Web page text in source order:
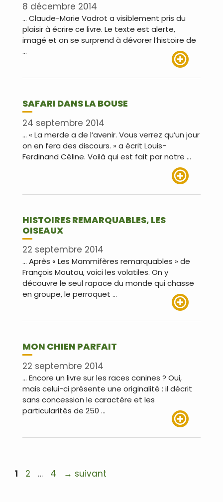
8 décembre 2014
… Claude-Marie Vadrot a visiblement pris du
plaisir à écrire ce livre. Le texte est alerte,
imagé et on se surprend à dévorer l’histoire de
…
SAFARI DANS LA BOUSE
24 septembre 2014
… « La merde a de l’avenir. Vous verrez qu’un jour
on en fera des discours. » a écrit Louis-
Ferdinand Céline. Voilà qui est fait par notre …
HISTOIRES REMARQUABLES, LES
OISEAUX
22 septembre 2014
… Après « Les Mammifères remarquables » de
François Moutou, voici les volatiles. On y
découvre le seul rapace du monde qui chasse
en groupe, le perroquet …
MON CHIEN PARFAIT
22 septembre 2014
… Encore un livre sur les races canines ? Oui,
mais celui-ci présente une originalité : il décrit
sans concession le caractère et les
particularités de 250 …
Navigation
Page
1 Page
2 … Page
4 → suivant